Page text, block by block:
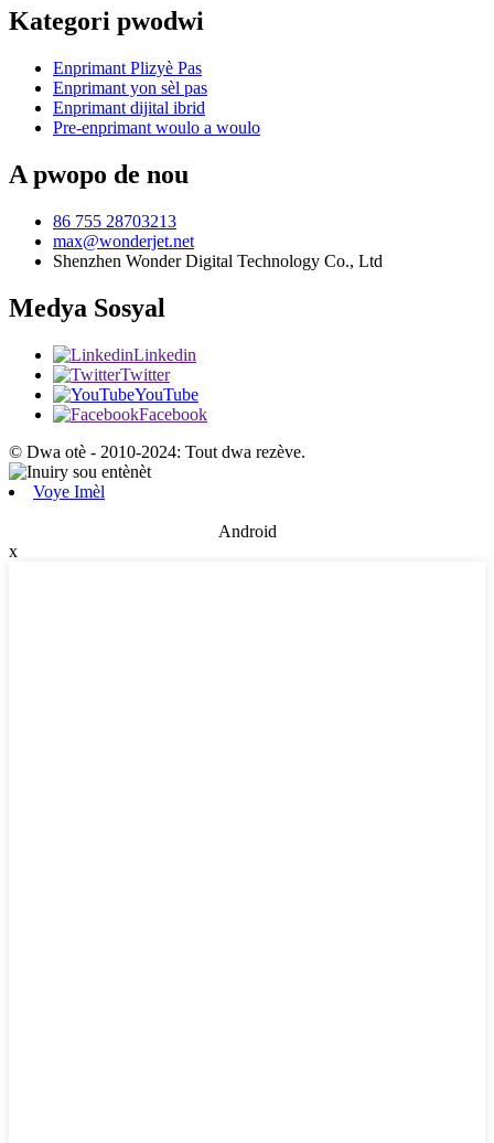
Kategori pwodwi
Enprimant Plizyè Pas
Enprimant yon sèl pas
Enprimant dijital ibrid
Pre-enprimant woulo a woulo
A pwopo de nou
86 755 28703213
max@wonderjet.net
Shenzhen Wonder Digital Technology Co., Ltd
Medya Sosyal
Linkedin
Twitter
YouTube
Facebook
© Dwa otè - 2010-2024: Tout dwa rezève.
Voye Imèl
Android
x